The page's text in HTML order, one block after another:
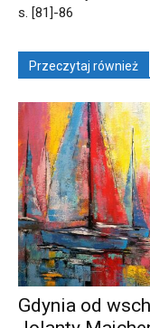
s. [81]-86
Przeczytaj również
Gdynia od